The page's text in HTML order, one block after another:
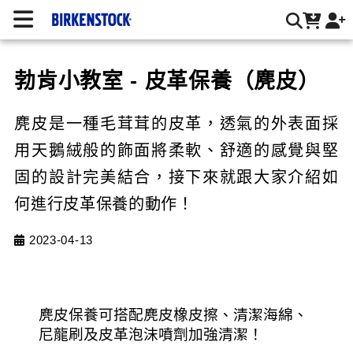
勃肯小教室 - 皮革保養（麂皮） | 台灣勃肯官方網站
勃肯小教室 - 皮革保養（麂皮）
麂皮是一種毛茸茸的皮革，透氣的外表面採
用天鵝絨般的飾面將柔軟、舒適的感覺與堅
固的設計完美結合，接下來就跟大家介紹如
何進行皮革保養的動作！
2023-04-13
麂皮保養可搭配麂皮橡皮擦、清潔海綿、
尼龍刷及皮革泡沫噴劑加強清潔！